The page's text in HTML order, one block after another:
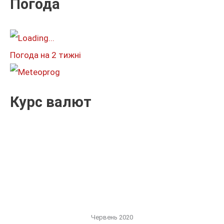
т
:
Погода
Погода на 2 тижні
Курс валют
Червень 2020